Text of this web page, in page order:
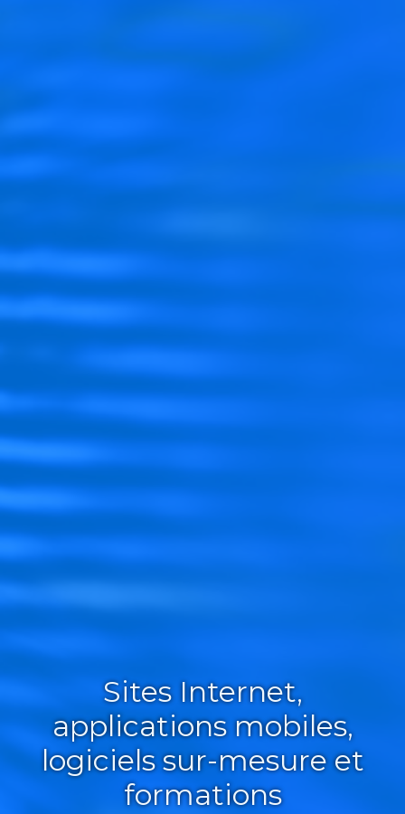
Sites Internet,
applications mobiles,
logiciels sur-mesure et
formations